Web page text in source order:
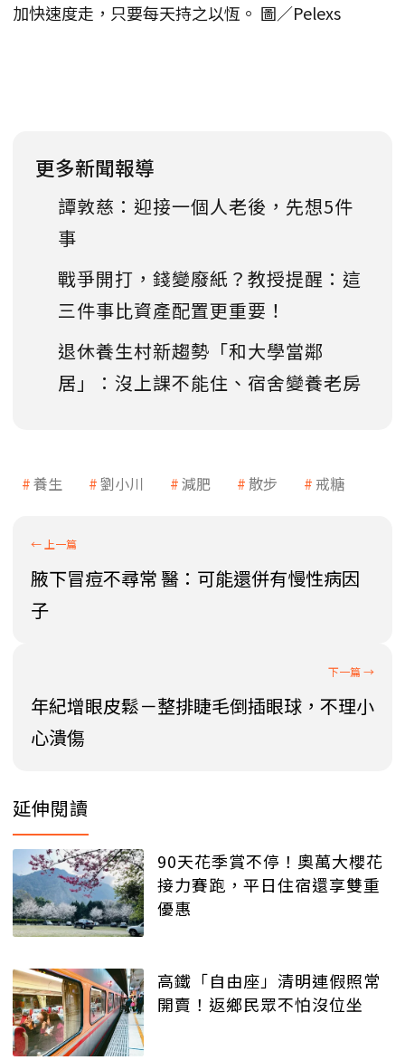
加快速度走，只要每天持之以恆。 圖／Pelexs
更多新聞報導
譚敦慈：迎接一個人老後，先想5件
事
戰爭開打，錢變廢紙？教授提醒：這
三件事比資產配置更重要！
退休養生村新趨勢「和大學當鄰
居」：沒上課不能住、宿舍變養老房
養生 劉小川 減肥 散步 戒糖
腋下冒痘不尋常 醫：可能還併有慢性病因
子
年紀增眼皮鬆－整排睫毛倒插眼球，不理小
心潰傷
延伸閱讀
90天花季賞不停！奧萬大櫻花
接力賽跑，平日住宿還享雙重
優惠
高鐵「自由座」清明連假照常
開賣！返鄉民眾不怕沒位坐